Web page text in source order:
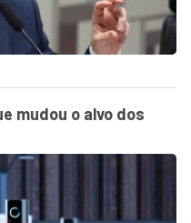
mudou o alvo dos